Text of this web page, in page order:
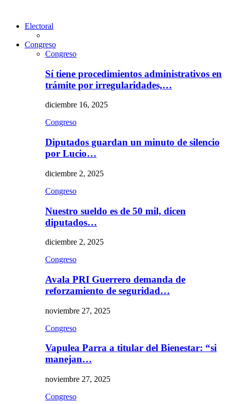
Electoral
Congreso
Congreso
Sí tiene procedimientos administrativos en
trámite por irregularidades,…
diciembre 16, 2025
Congreso
Diputados guardan un minuto de silencio
por Lucio…
diciembre 2, 2025
Congreso
Nuestro sueldo es de 50 mil, dicen
diputados…
diciembre 2, 2025
Congreso
Avala PRI Guerrero demanda de
reforzamiento de seguridad…
noviembre 27, 2025
Congreso
Vapulea Parra a titular del Bienestar: “si
manejan…
noviembre 27, 2025
Congreso